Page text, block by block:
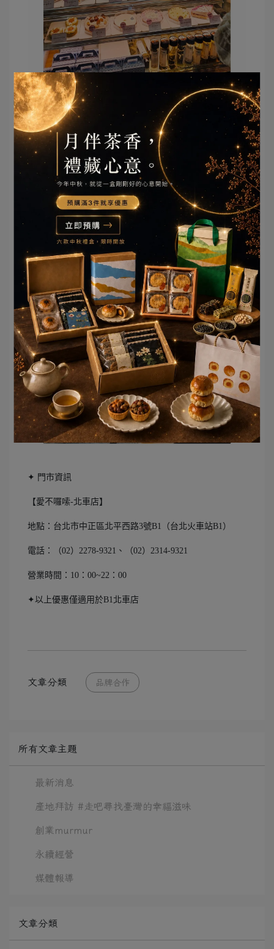
✦ 新店開幕限定優惠：
活動時間：10/26（六）~11/30（六）
➊咖啡、指定手工餅乾買一送一
➋購買指定商品送咖啡乙杯
➌指定禮盒享75折優惠
✦ 門市資訊
【愛不囉嗦-北車店】
地點：台北市中正區北平西路3號B1（台北火車站B1）
電話：（02）2278-9321、（02）2314-9321
營業時間：10：00~22：00
✦以上優惠僅適用於B1北車店
文章分類 品牌合作
所有文章主題
最新消息
產地拜訪 #走吧尋找臺灣的幸福滋味
創業murmur
永續經營
媒體報導
文章分類